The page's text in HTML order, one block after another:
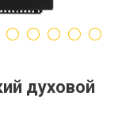
духовой